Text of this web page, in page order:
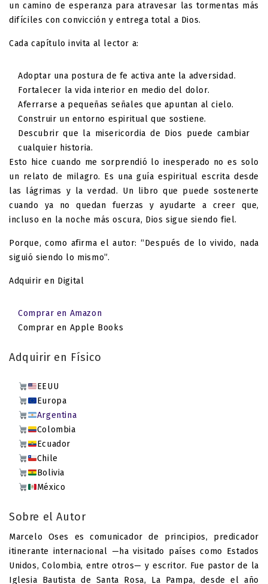
un camino de esperanza para atravesar las tormentas más
difíciles con convicción y entrega total a Dios.
Cada capítulo invita al lector a:
Adoptar una postura de fe activa ante la adversidad.
Fortalecer la vida interior en medio del dolor.
Aferrarse a pequeñas señales que apuntan al cielo.
Construir un entorno espiritual que sostiene.
Descubrir que la misericordia de Dios puede cambiar
cualquier historia.
Esto hice cuando me sorprendió lo inesperado no es solo
un relato de milagro. Es una guía espiritual escrita desde
las lágrimas y la verdad. Un libro que puede sostenerte
cuando ya no quedan fuerzas y ayudarte a creer que,
incluso en la noche más oscura, Dios sigue siendo fiel.
Porque, como afirma el autor: “Después de lo vivido, nada
siguió siendo lo mismo”.
Adquirir en Digital
Comprar en Amazon
Comprar en Apple Books
Adquirir en Físico
EEUU
Europa
Argentina
Colombia
Ecuador
Chile
Bolivia
México
Sobre el Autor
Marcelo Oses es comunicador de principios, predicador
itinerante internacional —ha visitado países como Estados
Unidos, Colombia, entre otros— y escritor. Fue pastor de la
Iglesia Bautista de Santa Rosa, La Pampa, desde el año